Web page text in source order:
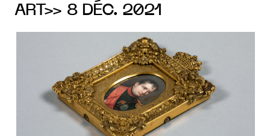
ART>> 8 DÉC. 2021